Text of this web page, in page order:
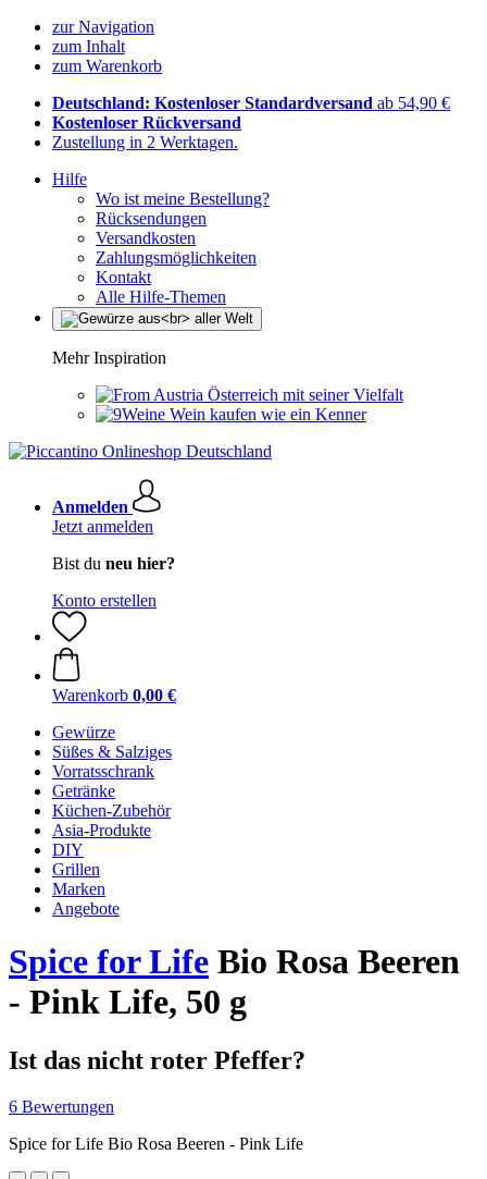
zur Navigation
zum Inhalt
zum Warenkorb
Deutschland: Kostenloser Standardversand ab 54,90 €
Kostenloser Rückversand
Zustellung in 2 Werktagen.
Hilfe
Wo ist meine Bestellung?
Rücksendungen
Versandkosten
Zahlungsmöglichkeiten
Kontakt
Alle Hilfe-Themen
Mehr Inspiration
Österreich mit seiner Vielfalt
Wein kaufen wie ein Kenner
Anmelden
Jetzt anmelden
Bist du neu hier?
Konto erstellen
Warenkorb 0,00 €
Gewürze
Süßes & Salziges
Vorratsschrank
Getränke
Küchen-Zubehör
Asia-Produkte
DIY
Grillen
Marken
Angebote
Spice for Life Bio Rosa Beeren
- Pink Life, 50 g
Ist das nicht roter Pfeffer?
6 Bewertungen
Spice for Life Bio Rosa Beeren - Pink Life